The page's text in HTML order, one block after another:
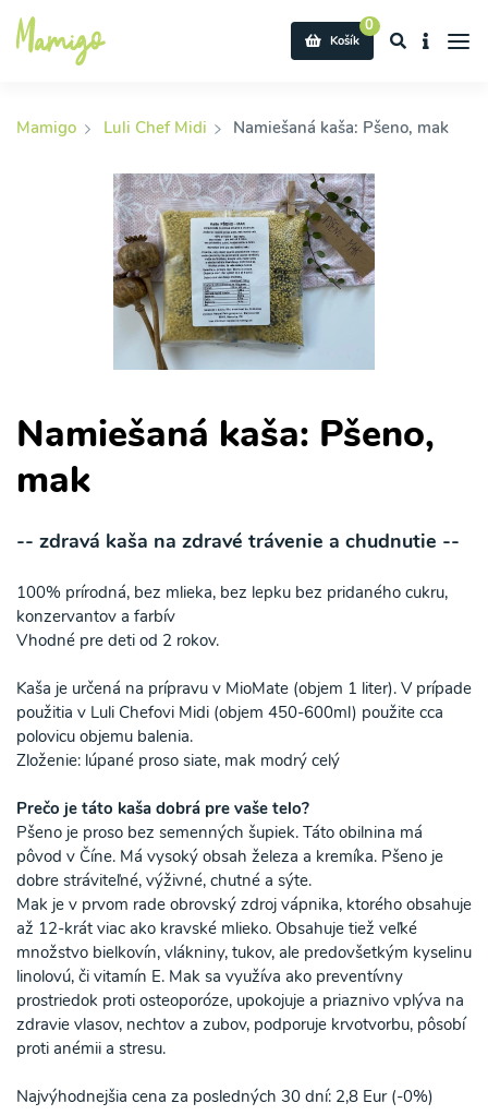
0
Košík
Mamigo Luli Chef Midi Namiešaná kaša: Pšeno, mak
Namiešaná kaša: Pšeno,
mak
-- zdravá kaša na zdravé trávenie a chudnutie --
100% prírodná, bez mlieka, bez lepku bez pridaného cukru,
konzervantov a farbív
Vhodné pre deti od 2 rokov.
Kaša je určená na prípravu v MioMate (objem 1 liter). V prípade
použitia v Luli Chefovi Midi (objem 450-600ml) použite cca
polovicu objemu balenia.
Zloženie: lúpané proso siate, mak modrý celý
Prečo je táto kaša dobrá pre vaše telo?
Pšeno je proso bez semenných šupiek. Táto obilnina má
pôvod v Číne. Má vysoký obsah železa a kremíka. Pšeno je
dobre stráviteľné, výživné, chutné a sýte.
Mak je v prvom rade obrovský zdroj vápnika, ktorého obsahuje
až 12-krát viac ako kravské mlieko. Obsahuje tiež veľké
množstvo bielkovín, vlákniny, tukov, ale predovšetkým kyselinu
linolovú, či vitamín E. Mak sa využíva ako preventívny
prostriedok proti osteoporóze, upokojuje a priaznivo vplýva na
zdravie vlasov, nechtov a zubov, podporuje krvotvorbu, pôsobí
proti anémii a stresu.
Najvýhodnejšia cena za posledných 30 dní: 2,8 Eur (-0%)